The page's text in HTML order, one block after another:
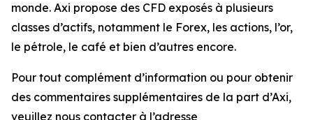
monde. Axi propose des CFD exposés à plusieurs
classes d’actifs, notamment le Forex, les actions, l’or,
le pétrole, le café et bien d’autres encore.
Pour tout complément d’information ou pour obtenir
des commentaires supplémentaires de la part d’Axi,
veuillez nous contacter à l’adresse